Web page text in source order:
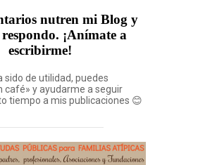
nutren mi Blog y
¡Anímate a
escribirme!
sido de utilidad, puedes
café» y ayudarme a seguir
tiempo a mis publicaciones 😊